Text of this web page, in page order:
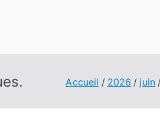
Accueil 2026 juin